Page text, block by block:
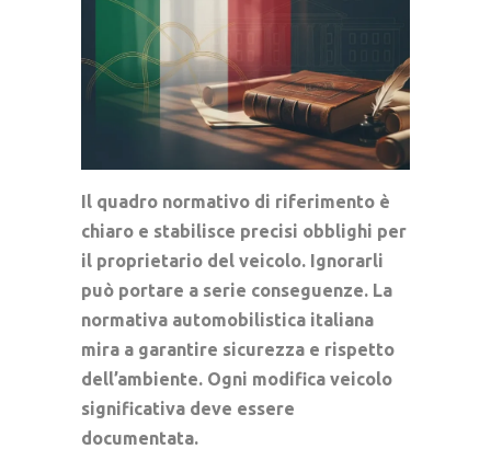
Il quadro normativo di riferimento è
chiaro e stabilisce precisi obblighi per
il proprietario del veicolo. Ignorarli
può portare a serie conseguenze. La
normativa automobilistica italiana
mira a garantire sicurezza e rispetto
dell’ambiente. Ogni modifica veicolo
significativa deve essere
documentata.